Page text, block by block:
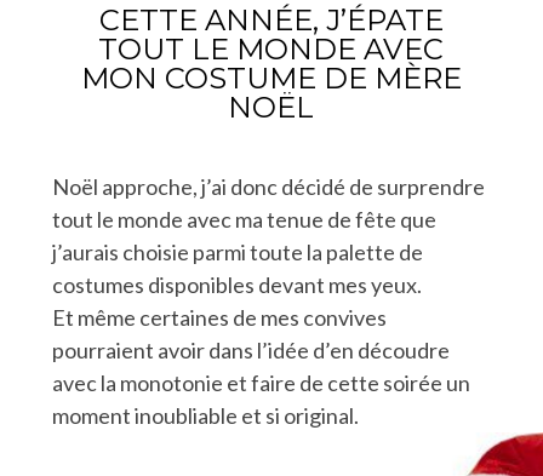
CETTE ANNÉE, J’ÉPATE
TOUT LE MONDE AVEC
MON COSTUME DE MÈRE
NOËL
Noël approche, j’ai donc décidé de surprendre
tout le monde avec ma tenue de fête que
j’aurais choisie parmi toute la palette de
costumes disponibles devant mes yeux.
Et même certaines de mes convives
pourraient avoir dans l’idée d’en découdre
avec la monotonie et faire de cette soirée un
moment inoubliable et si original.